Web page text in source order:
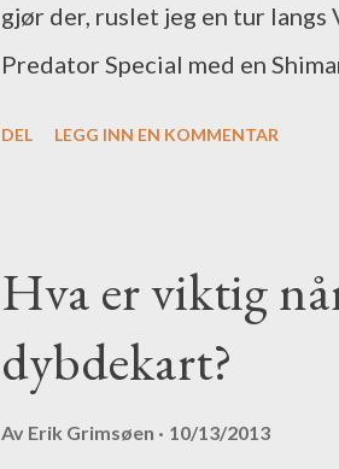
gjør der, ruslet jeg en tur langs
Predator Special med en
og ligger utrolig fint til i
Været viste seg også fra sin
skyfri himmel. Vi begynte
et branntårn. Turen på ca 8-9
DEL LEGG INN EN KOMMENTAR
Hva er viktig
dybdekart?
Av Erik Grimsøen 10/13/2013